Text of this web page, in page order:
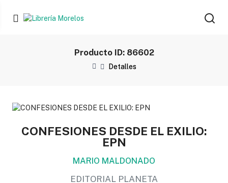
Producto ID: 86602
Detalles
CONFESIONES DESDE EL EXILIO:
EPN
MARIO MALDONADO
EDITORIAL PLANETA